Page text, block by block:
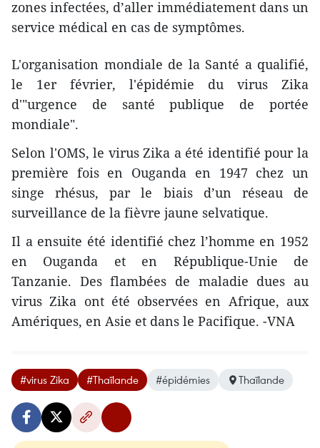
zones ​infectées, d’aller immédiatement dans un
service médical en cas de symptômes.
L'organisation mondiale de la Santé a qualifié,
le 1er février, l'épidémie du virus Zika
d'"urgence de santé publique de portée
mondiale".
Selon l'OMS, le virus Zika a été identifié pour la
première fois en Ouganda en 1947 chez un
singe rhésus, par le biais d’un réseau de
surveillance de la fièvre jaune selvatique.
Il a ensuite été identifié chez l’homme en 1952
en Ouganda et en République-Unie de
Tanzanie. Des flambées de maladie dues au
virus Zika ont été observées en Afrique, aux
Amériques, en Asie et dans le Pacifique. -VNA
#virus Zika #Thaïlande #épidémies Thaïlande